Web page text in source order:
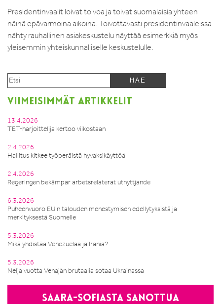
Presidentinvaalit loivat toivoa ja toivat suomalaisia yhteen
näinä epävarmoina aikoina. Toivottavasti presidentinvaaleissa
nähty rauhallinen asiakeskustelu näyttää esimerkkiä myös
yleisemmin yhteiskunnalliselle keskustelulle.
VIIMEISIMMÄT ARTIKKELIT
13.4.2026
TET-harjoittelija kertoo viikostaan
2.4.2026
Hallitus kitkee työperäistä hyväksikäyttöä
2.4.2026
Regeringen bekämpar arbetsrelaterat utnyttjande
6.3.2026
Puheenvuoro EU:n talouden menestymisen edellytyksistä ja
merkityksestä Suomelle
5.3.2026
Mikä yhdistää Venezuelaa ja Irania?
5.3.2026
Neljä vuotta Venäjän brutaalia sotaa Ukrainassa
Saara-Sofiasta sanottua